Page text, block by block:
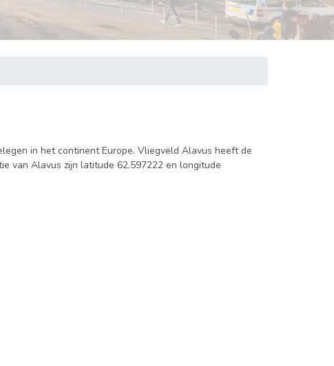
in het continent Europe. Vliegveld Alavus heeft de
van Alavus zijn latitude 62.597222 en longitude